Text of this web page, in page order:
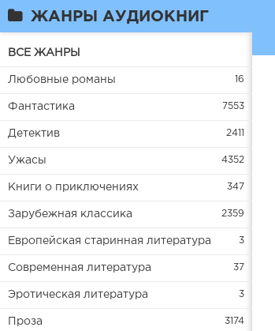
ЖАНРЫ АУДИОКНИГ
ВСЕ ЖАНРЫ
Любовные романы 16
Фантастика 7553
Детектив 2411
Ужасы 4352
Книги о приключениях 347
Зарубежная классика 2359
Европейская старинная литература 3
Современная литература 37
Эротическая литература 3
Проза 3174